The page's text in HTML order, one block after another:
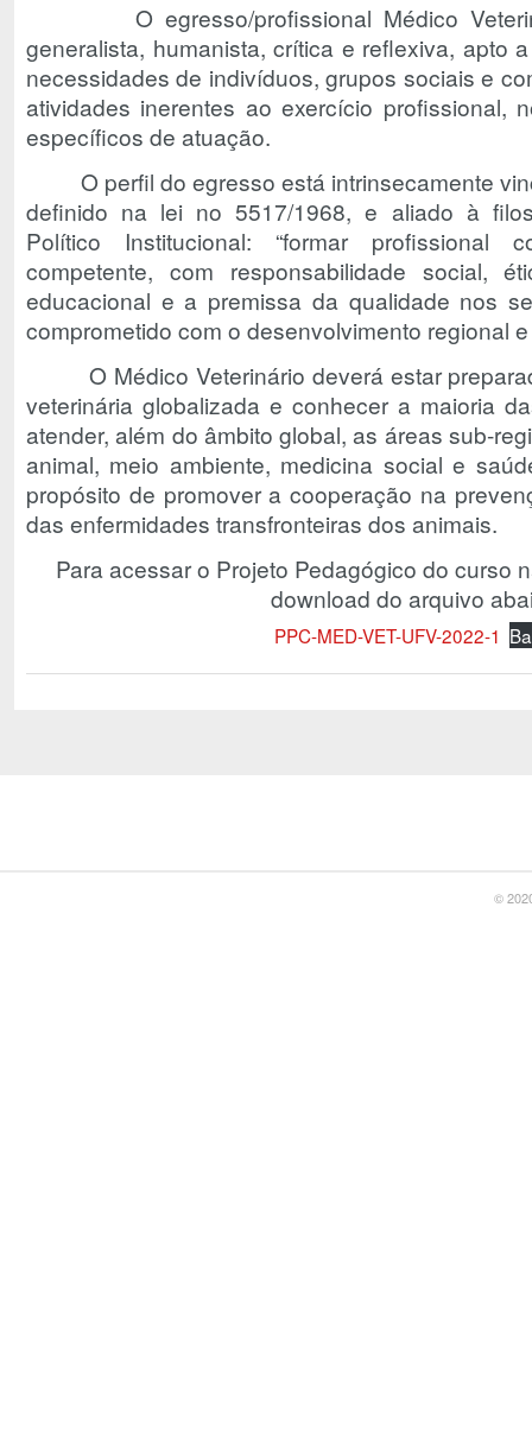
O egresso/profissional Médico
generalista, humanista, crítica e reflexiva, apto
necessidades de indivíduos, grupos sociais e
atividades inerentes ao exercício profissional,
específicos de atuação.
O perfil do egresso está intrinsecamente
definido na lei no 5517/1968, e aliado à
Político Institucional: “formar profissional
competente, com responsabilidade social,
educacional e a premissa da qualidade nos
comprometido com o desenvolvimento regional e
O Médico Veterinário deverá estar
veterinária globalizada e conhecer a maioria
atender, além do âmbito global, as áreas sub-
animal, meio ambiente, medicina social e
propósito de promover a cooperação na
das enfermidades transfronteiras dos animais.
Para acessar o Projeto Pedagógico do curso
download do arquivo
PPC-MED-VET-UFV-2022-1
©